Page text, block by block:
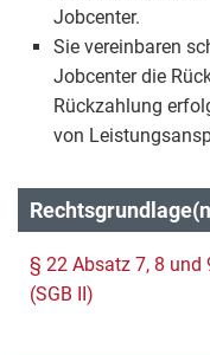
Jobcenter.
Sie vereinbaren
Jobcenter die
Rückzahlung
von
§ 22 Absatz 7, 8 und
(SGB II)